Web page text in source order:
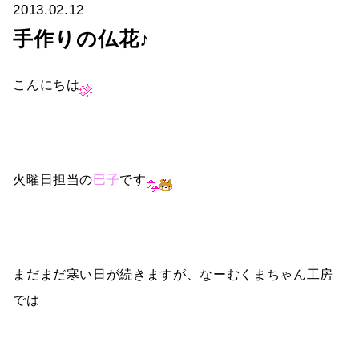
2013.02.12
手作りの仏花♪
こんにちは
火曜日担当の巴子です
まだまだ寒い日が続きますが、なーむくまちゃん工房
では